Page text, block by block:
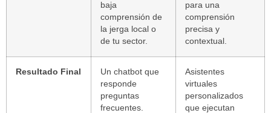
baja
comprensión de
la jerga local o
de tu sector.
para una
comprensión
precisa y
contextual.
Resultado Final Un chatbot que
responde
preguntas
frecuentes.
Asistentes
virtuales
personalizados
que ejecutan